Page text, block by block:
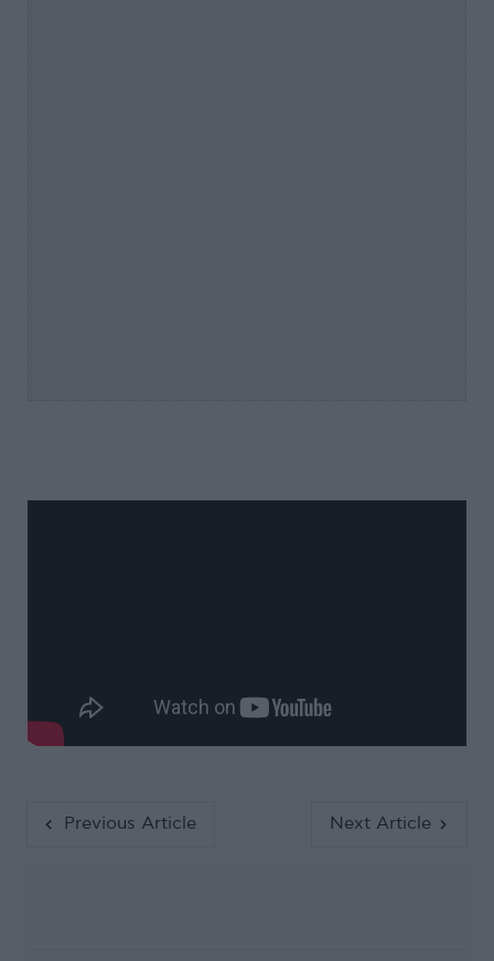
Previous Article Next Article